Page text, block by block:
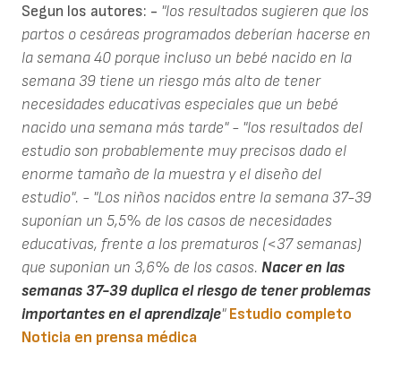
Segun los autores: - "los resultados sugieren que los
partos o cesáreas programados deberían hacerse en
la semana 40 porque incluso un bebé nacido en la
semana 39 tiene un riesgo más alto de tener
necesidades educativas especiales que un bebé
nacido una semana más tarde" - "los resultados del
estudio son probablemente muy precisos dado el
enorme tamaño de la muestra y el diseño del
estudio". - "Los niños nacidos entre la semana 37-39
suponían un 5,5% de los casos de necesidades
educativas, frente a los prematuros (<37 semanas)
que suponian un 3,6% de los casos. Nacer en las
semanas 37-39 duplica el riesgo de tener problemas
importantes en el aprendizaje" Estudio completo
Noticia en prensa médica